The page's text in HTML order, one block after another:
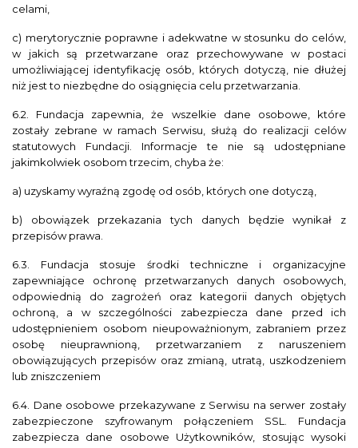
celami,
c) merytorycznie poprawne i adekwatne w stosunku do celów,
w jakich są przetwarzane oraz przechowywane w postaci
umożliwiającej identyfikację osób, których dotyczą, nie dłużej
niż jest to niezbędne do osiągnięcia celu przetwarzania.
6.2. Fundacja zapewnia, że wszelkie dane osobowe, które
zostały zebrane w ramach Serwisu, służą do realizacji celów
statutowych Fundacji. Informacje te nie są udostępniane
jakimkolwiek osobom trzecim, chyba że:
a) uzyskamy wyraźną zgodę od osób, których one dotyczą,
b) obowiązek przekazania tych danych będzie wynikał z
przepisów prawa.
6.3. Fundacja stosuje środki techniczne i organizacyjne
zapewniające ochronę przetwarzanych danych osobowych,
odpowiednią do zagrożeń oraz kategorii danych objętych
ochroną, a w szczególności zabezpiecza dane przed ich
udostępnieniem osobom nieupoważnionym, zabraniem przez
osobę nieuprawnioną, przetwarzaniem z naruszeniem
obowiązujących przepisów oraz zmianą, utratą, uszkodzeniem
lub zniszczeniem
6.4. Dane osobowe przekazywane z Serwisu na serwer zostały
zabezpieczone szyfrowanym połączeniem SSL. Fundacja
zabezpiecza dane osobowe Użytkowników, stosując wysoki